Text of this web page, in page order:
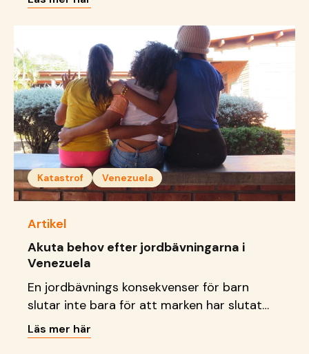
Katastrof Venezuela
Artikel
Akuta behov efter jordbävningarna i
Venezuela
En jordbävnings konsekvenser för barn
slutar inte bara för att marken har slutat
att skaka. Läs vad vi gör just nu.
Läs mer här